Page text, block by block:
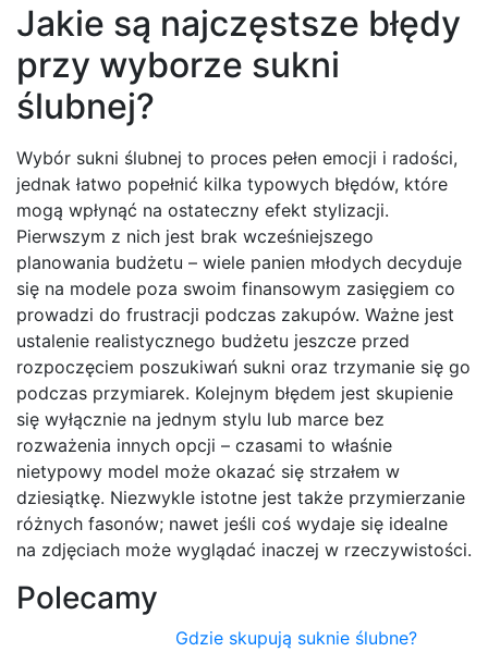
Jakie są najczęstsze błędy
przy wyborze sukni
ślubnej?
Wybór sukni ślubnej to proces pełen emocji i radości,
jednak łatwo popełnić kilka typowych błędów, które
mogą wpłynąć na ostateczny efekt stylizacji.
Pierwszym z nich jest brak wcześniejszego
planowania budżetu – wiele panien młodych decyduje
się na modele poza swoim finansowym zasięgiem co
prowadzi do frustracji podczas zakupów. Ważne jest
ustalenie realistycznego budżetu jeszcze przed
rozpoczęciem poszukiwań sukni oraz trzymanie się go
podczas przymiarek. Kolejnym błędem jest skupienie
się wyłącznie na jednym stylu lub marce bez
rozważenia innych opcji – czasami to właśnie
nietypowy model może okazać się strzałem w
dziesiątkę. Niezwykle istotne jest także przymierzanie
różnych fasonów; nawet jeśli coś wydaje się idealne
na zdjęciach może wyglądać inaczej w rzeczywistości.
Polecamy
Gdzie skupują suknie ślubne?